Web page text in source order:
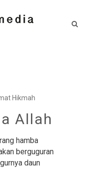
Hikmah
Allah
hamba
berguguran
daun